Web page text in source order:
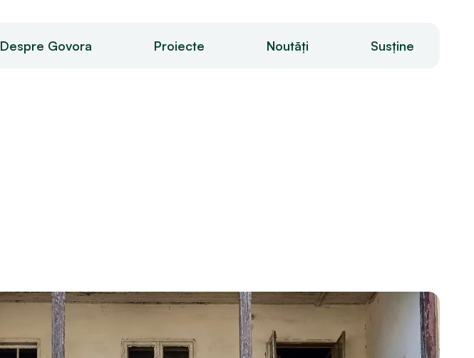
Despre Govora Proiecte Noutăți Susține